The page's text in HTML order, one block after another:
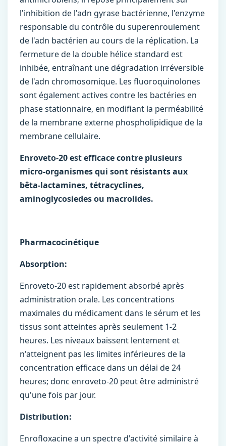
l'inhibition de l'adn gyrase bactérienne, l'enzyme
responsable du contrôle du superenroulement
de l'adn bactérien au cours de la réplication. La
fermeture de la double hélice standard est
inhibée, entraînant une dégradation irréversible
de l'adn chromosomique. Les fluoroquinolones
sont également actives contre les bactéries en
phase stationnaire, en modifiant la perméabilité
de la membrane externe phospholipidique de la
membrane cellulaire.
Enroveto-20 est efficace contre plusieurs
micro-organismes qui sont résistants aux
bêta-lactamines, tétracyclines,
aminoglycosiedes ou macrolides.
Pharmacocinétique
Absorption:
Enroveto-20 est rapidement absorbé après
administration orale. Les concentrations
maximales du médicament dans le sérum et les
tissus sont atteintes après seulement 1-2
heures. Les niveaux baissent lentement et
n'atteignent pas les limites inférieures de la
concentration efficace dans un délai de 24
heures; donc enroveto-20 peut être administré
qu'une fois par jour.
Distribution:
Enrofloxacine a un spectre d'activité similaire à